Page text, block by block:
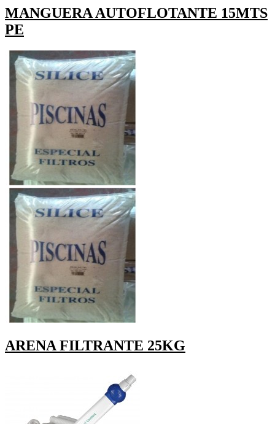
MANGUERA AUTOFLOTANTE 15MTS
PE
ARENA FILTRANTE 25KG